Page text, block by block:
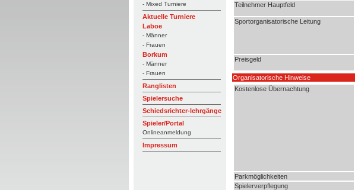
- Mixed Turniere
Aktuelle Turniere
Laboe
- Männer
- Frauen
Borkum
- Männer
- Frauen
Ranglisten
Spielersuche
Schiedsrichter-lehrgänge
Spieler/Portal
Onlineanmeldung
Impressum
Teilnehmer Hauptfeld
Sportorganisatorische Leitung
Preisgeld
Organisatorische Hinweise
Kostenlose Übernachtung
Parkmöglichkeiten
Spielerverpflegung